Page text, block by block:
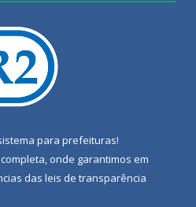
para prefeituras!
completa, onde garantimos em
das leis de transparência